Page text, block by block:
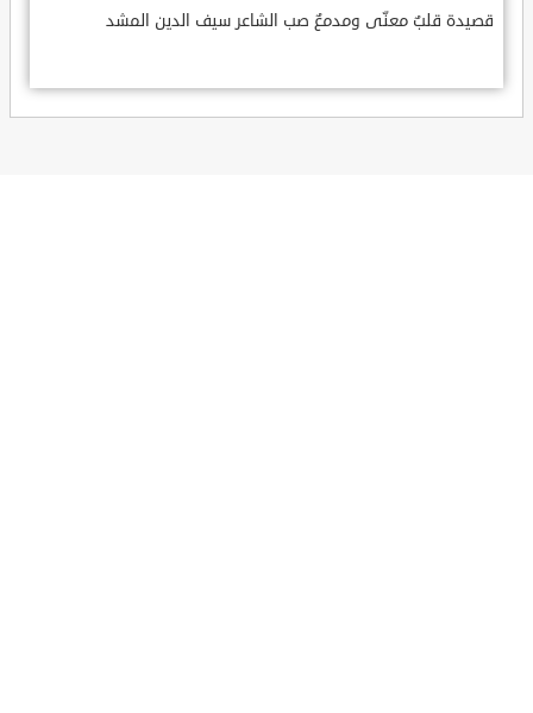
قصيدة قلبٌ معنّى ومدمعٌ صب الشاعر سيف الدين المشد